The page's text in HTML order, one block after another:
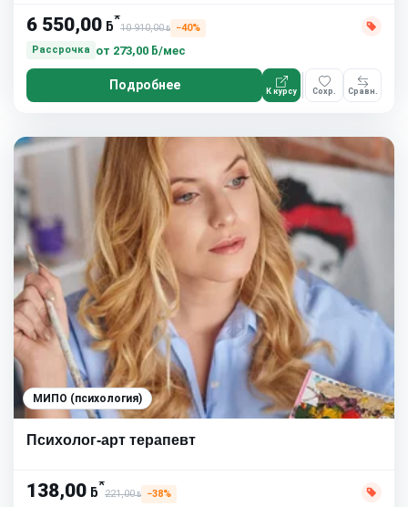
6 550,00 ƃ*
10 910,00ƃ
−40%
Рассрочка
от 273,00 ƃ/мес
Подробнее К курсу Сохр. Сравн.
МИПО (психология)
Психолог-арт терапевт
138,00 ƃ*
221,00ƃ −38%